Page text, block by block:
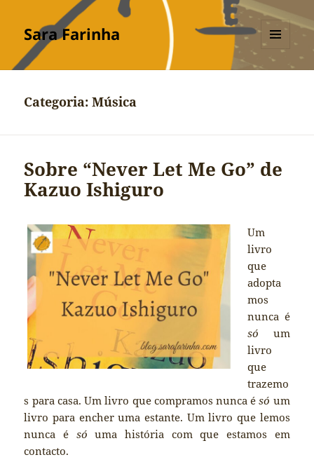
Sara Farinha
MENU
Categoria:Música
Sobre “Never Let Me Go” de
Kazuo Ishiguro
Um
livro
que
adopta
mos
nunca é
só um
livro
que
trazemo
s para casa. Um livro que compramos nunca ésó um
livro para encher uma estante. Um livro que lemos
nunca é só uma história com que estamos em
contacto.